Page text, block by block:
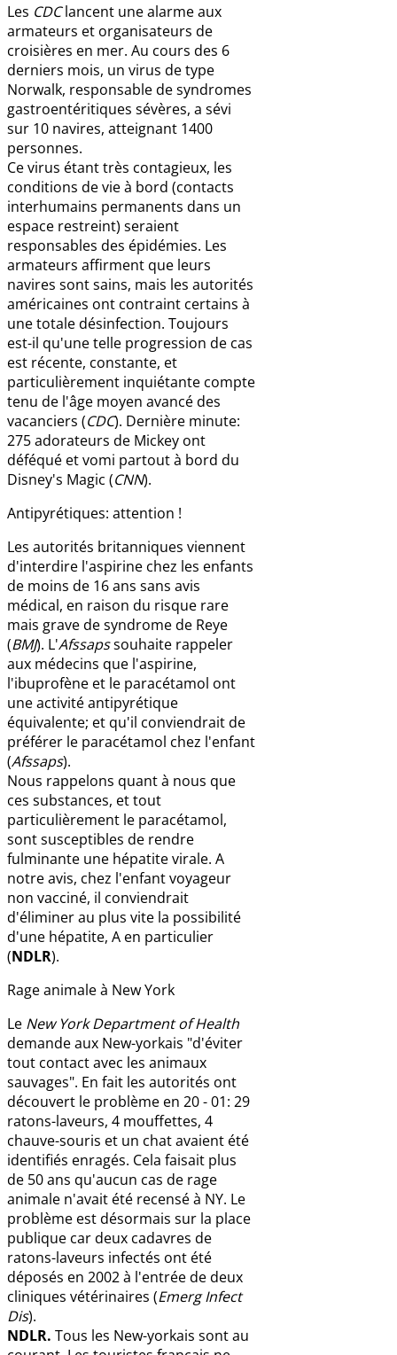
Les CDClancent une alarme aux
armateurs et organisateurs de
croisières en mer. Au cours des 6
derniers mois, un virus de type
Norwalk, responsable de syndromes
gastroentéritiques sévères, a sévi
sur 10 navires, atteignant 1400
personnes.
Ce virus étant très contagieux, les
conditions de vie à bord (contacts
interhumains permanents dans un
espace restreint) seraient
responsables des épidémies. Les
armateurs affirment que leurs
navires sont sains, mais les autorités
américaines ont contraint certains à
une totale désinfection. Toujours
est-il qu'une telle progression de cas
est récente, constante, et
particulièrement inquiétante compte
tenu de l'âge moyen avancé des
vacanciers (CDC). Dernière minute:
275 adorateurs de Mickey ont
déféqué et vomi partout à bord du
Disney's Magic (CNN).
Antipyrétiques: attention !
Les autorités britanniques viennent
d'interdire l'aspirine chez les enfants
de moins de 16 ans sans avis
médical, en raison du risque rare
mais grave de syndrome de Reye
(BMJ). L'Afssapssouhaite rappeler
aux médecins que l'aspirine,
l'ibuprofène et le paracétamol ont
une activité antipyrétique
équivalente; et qu'il conviendrait de
préférer le paracétamol chez l'enfant
(Afssaps).
Nous rappelons quant à nous que
ces substances, et tout
particulièrement le paracétamol,
sont susceptibles de rendre
fulminante une hépatite virale. A
notre avis, chez l'enfant voyageur
non vacciné, il conviendrait
d'éliminer au plus vite la possibilité
d'une hépatite, A en particulier
(NDLR).
Rage animale à New York
Le New York Department of Health
demande aux New-yorkais "d'éviter
tout contact avec les animaux
sauvages". En fait les autorités ont
découvert le problème en 20 - 01: 29
ratons-laveurs, 4 mouffettes, 4
chauve-souris et un chat avaient été
identifiés enragés. Cela faisait plus
de 50 ans qu'aucun cas de rage
animale n'avait été recensé à NY. Le
problème est désormais sur la place
publique car deux cadavres de
ratons-laveurs infectés ont été
déposés en 2002 à l'entrée de deux
cliniques vétérinaires (Emerg Infect
Dis).
NDLR. Tous les New-yorkais sont au